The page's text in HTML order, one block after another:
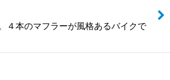
４本のマフラーが風格あるバイクで